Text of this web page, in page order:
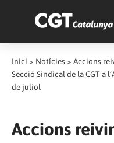
Inici > Notícies > Accions
Secció Sindical de la CGT a
de juliol
Accions